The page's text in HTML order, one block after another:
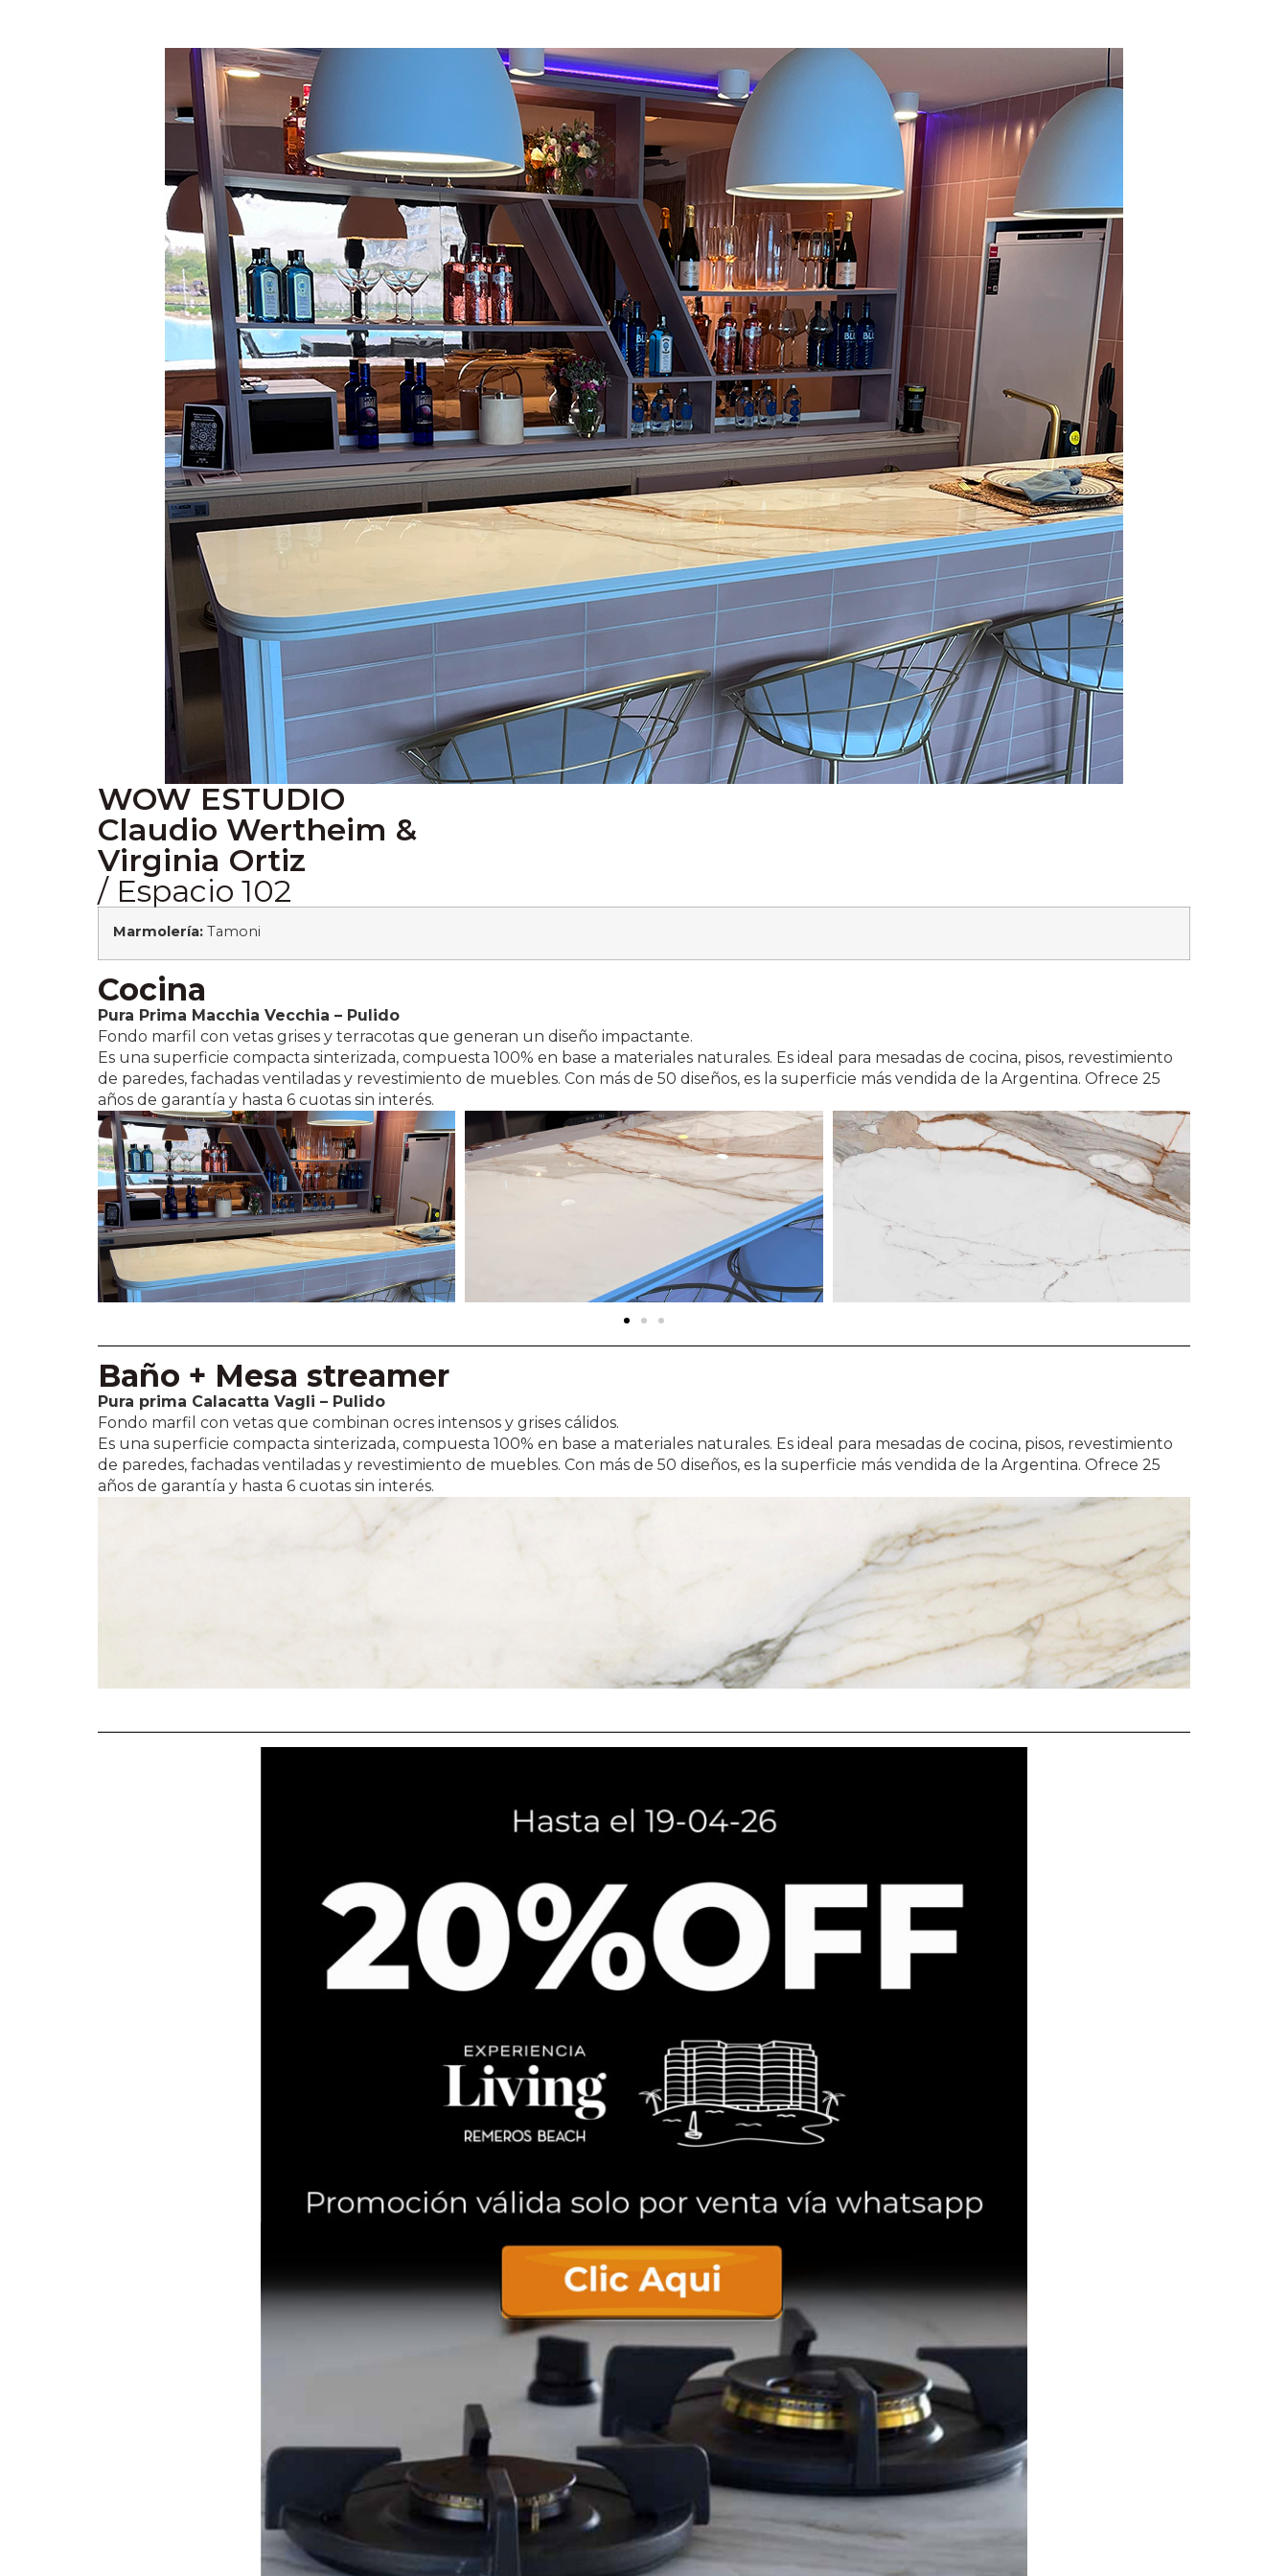
WOW ESTUDIO
Claudio Wertheim &
Virginia Ortiz
/ Espacio 102
Marmolería: Tamoni
Cocina
Pura Prima Macchia Vecchia – Pulido
Fondo marfil con vetas grises y terracotas que generan un diseño impactante.
Es una superficie compacta sinterizada, compuesta 100% en base a materiales naturales. Es ideal para mesadas de cocina, pisos, revestimiento
de paredes, fachadas ventiladas y revestimiento de muebles. Con más de 50 diseños, es la superficie más vendida de la Argentina. Ofrece 25
años de garantía y hasta 6 cuotas sin interés.
Baño + Mesa streamer
Pura prima Calacatta Vagli – Pulido
Fondo marfil con vetas que combinan ocres intensos y grises cálidos.
Es una superficie compacta sinterizada, compuesta 100% en base a materiales naturales. Es ideal para mesadas de cocina, pisos, revestimiento
de paredes, fachadas ventiladas y revestimiento de muebles. Con más de 50 diseños, es la superficie más vendida de la Argentina. Ofrece 25
años de garantía y hasta 6 cuotas sin interés.